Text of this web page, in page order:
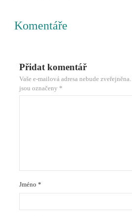
Komentáře
Přidat komentář
Vaše e-mailová adresa nebude zveřejněna.
jsou označeny *
Jméno*